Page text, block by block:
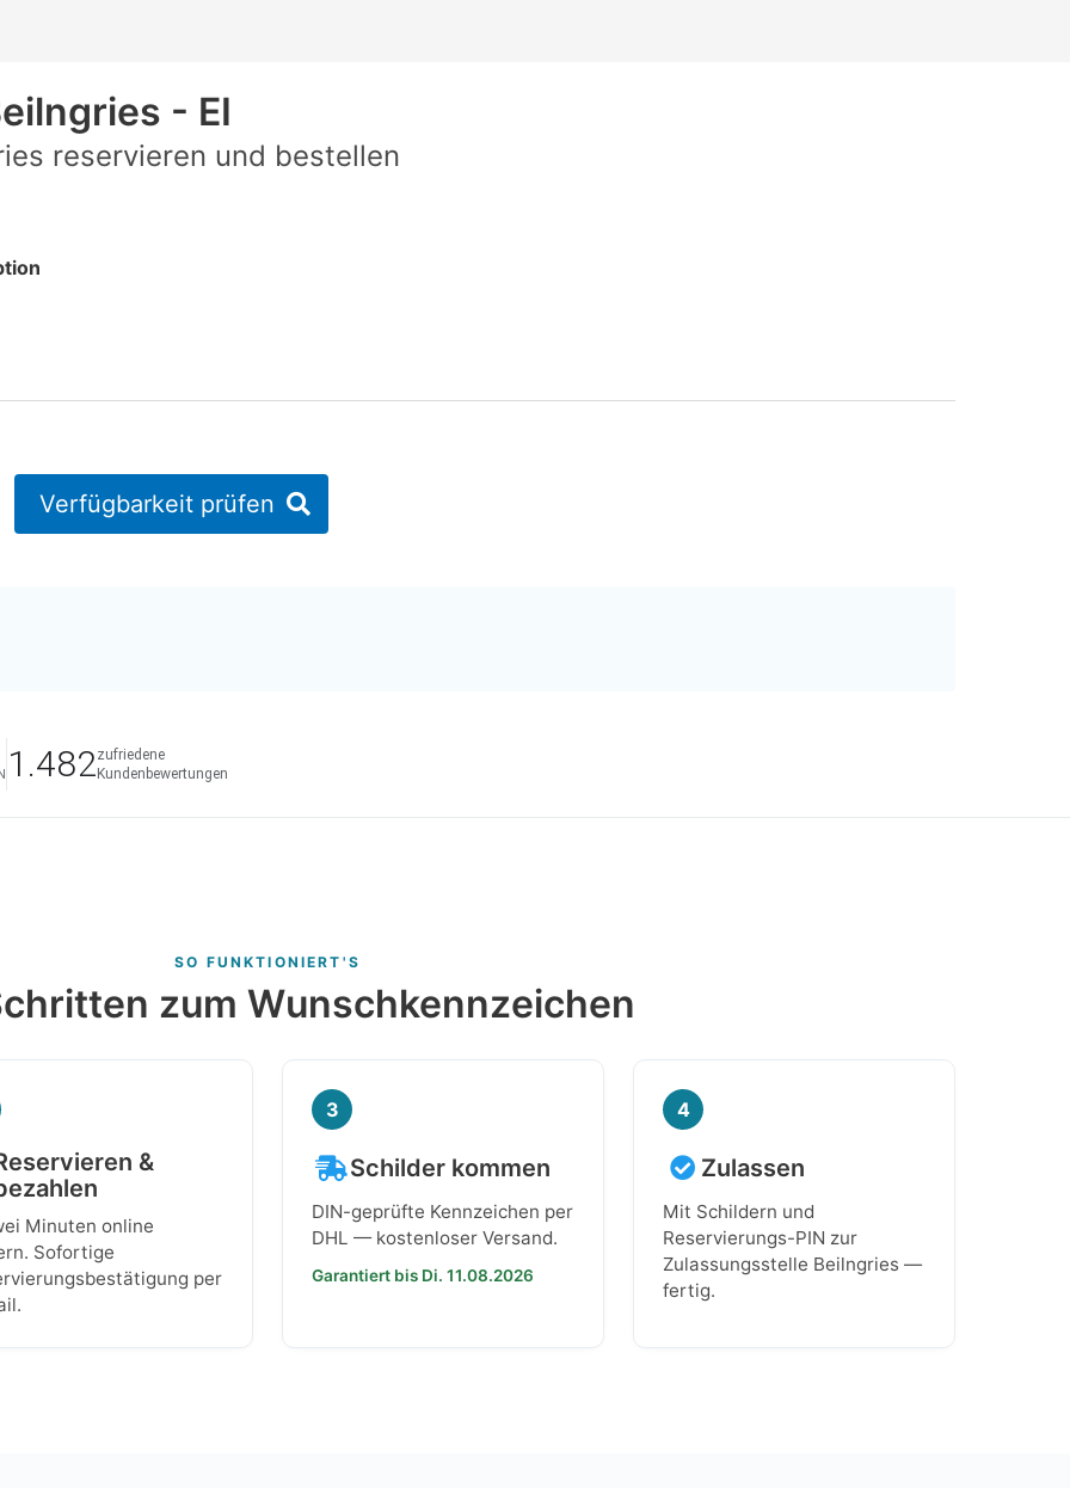
- EI
reservieren und bestellen
Verfügbarkeit prüfen
1.482zufriedene
Kundenbewertungen
SO FUNKTIONIERT'S
zum Wunschkennzeichen
&
Minuten online
Sofortige
per
3
Schilder kommen
DIN-geprüfte Kennzeichen per
DHL — kostenloser Versand.
Garantiert bis Di. 11.08.2026
4
Zulassen
Mit Schildern und
Reservierungs-PIN zur
Zulassungsstelle Beilngries —
fertig.